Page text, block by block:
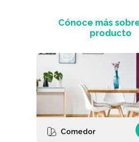
Cónoce más
producto
Comedor